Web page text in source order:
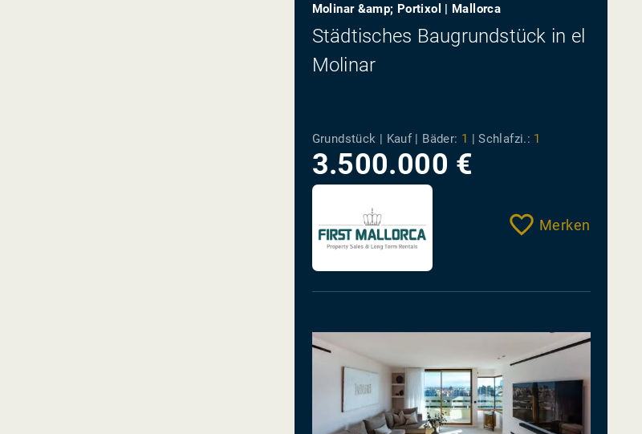
Molinar &amp; Portixol | Mallorca
Städtisches Baugrundstück in el
Molinar
Grundstück | Kauf | Bäder: 1 |Schlafzi.: 1
3.500.000 €
Merken